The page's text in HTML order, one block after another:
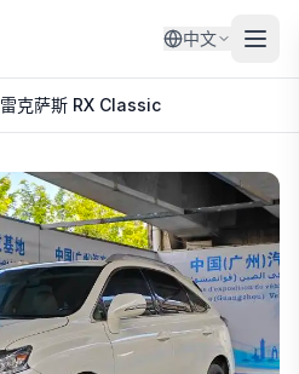
中文
雷克萨斯 RX Classic